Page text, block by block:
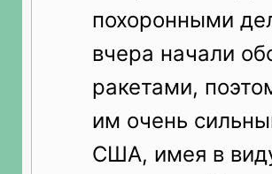
похоронными
вчера начали
ракетами,
им очень
США, имея в